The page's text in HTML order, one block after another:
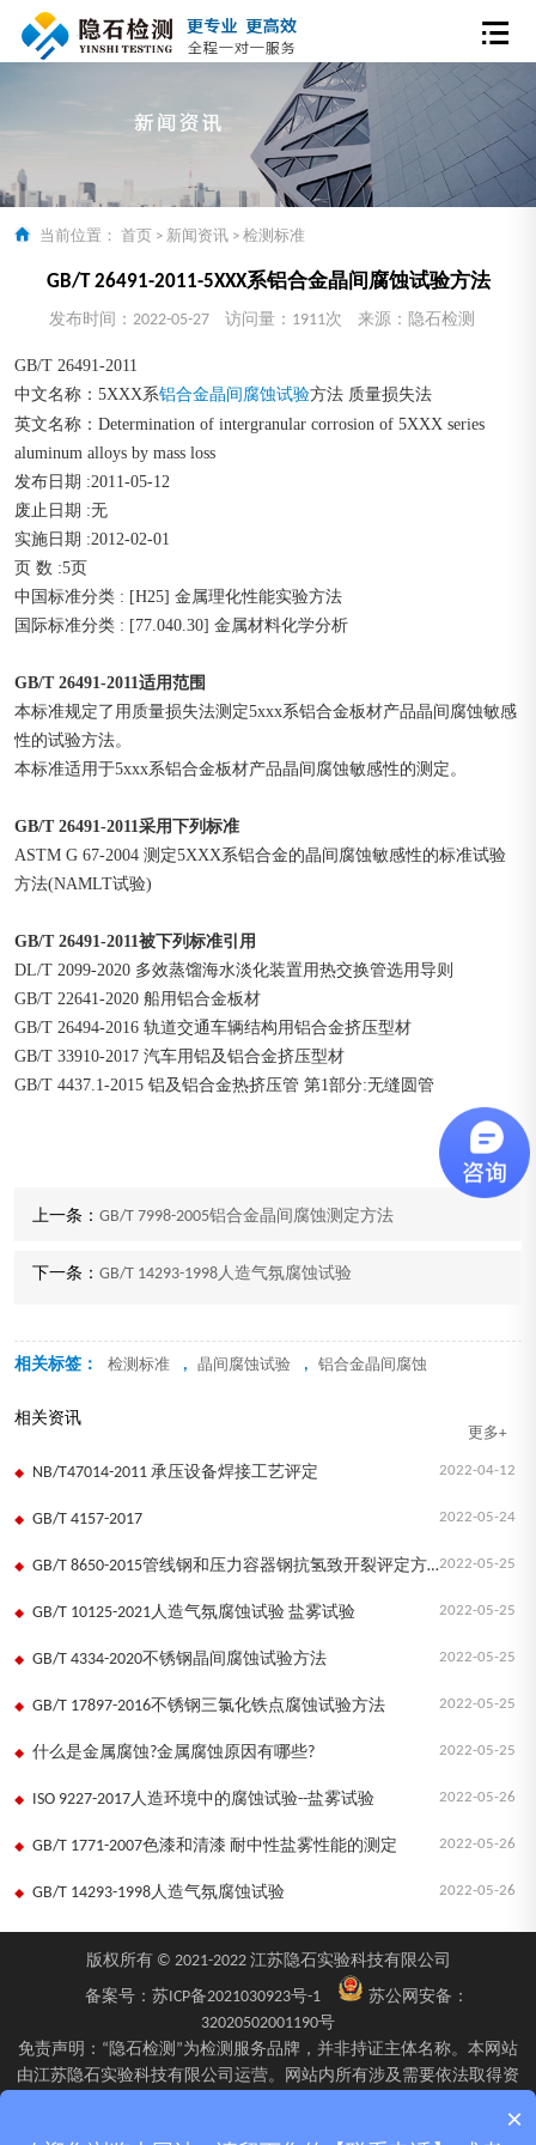
当前位置： 首页 > 新闻资讯 > 检测标准
GB/T 26491-2011-5XXX系铝合金晶间腐蚀试验方法
发布时间：2022-05-27 访问量：1911次 来源：隐石检测
GB/T 26491-2011
中文名称：5XXX系铝合金晶间腐蚀试验方法 质量损失法
英文名称：Determination of intergranular corrosion of 5XXX series
aluminum alloys by mass loss
发布日期 :2011-05-12
废止日期 :无
实施日期 :2012-02-01
页 数 :5页
中国标准分类 : [H25] 金属理化性能实验方法
国际标准分类 : [77.040.30] 金属材料化学分析
GB/T 26491-2011适用范围
本标准规定了用质量损失法测定5xxx系铝合金板材产品晶间腐蚀敏感
性的试验方法。
本标准适用于5xxx系铝合金板材产品晶间腐蚀敏感性的测定。
GB/T 26491-2011采用下列标准
ASTM G 67-2004 测定5XXX系铝合金的晶间腐蚀敏感性的标准试验
方法(NAMLT试验)
GB/T 26491-2011被下列标准引用
DL/T 2099-2020 多效蒸馏海水淡化装置用热交换管选用导则
GB/T 22641-2020 船用铝合金板材
GB/T 26494-2016 轨道交通车辆结构用铝合金挤压型材
GB/T 33910-2017 汽车用铝及铝合金挤压型材
GB/T 4437.1-2015 铝及铝合金热挤压管 第1部分:无缝圆管
上一条： GB/T 7998-2005铝合金晶间腐蚀测定方法
下一条： GB/T 14293-1998人造气氛腐蚀试验
相关标签： 检测标准 , 晶间腐蚀试验 , 铝合金晶间腐蚀
相关资讯
更多+
2022-04-12
NB/T47014-2011 承压设备焊接工艺评定
2022-05-24
GB/T 4157-2017
2022-05-25
GB/T 8650-2015管线钢和压力容器钢抗氢致开裂评定方法
2022-05-25
GB/T 10125-2021人造气氛腐蚀试验 盐雾试验
2022-05-25
GB/T 4334-2020不锈钢晶间腐蚀试验方法
2022-05-25
GB/T 17897-2016不锈钢三氯化铁点腐蚀试验方法
2022-05-25
什么是金属腐蚀?金属腐蚀原因有哪些?
2022-05-26
ISO 9227-2017人造环境中的腐蚀试验--盐雾试验
2022-05-26
GB/T 1771-2007色漆和清漆 耐中性盐雾性能的测定
2022-05-26
GB/T 14293-1998人造气氛腐蚀试验
版权所有 © 2021-2022 江苏隐石实验科技有限公司
备案号： 苏ICP备2021030923号-1
苏公网安备：
32020502001190号
免责声明：“隐石检测”为检测服务品牌，并非持证主体名称。本网站
由江苏隐石实验科技有限公司运营。网站内所有涉及需要依法取得资
石检验检测有限公司、四川隐石检验检测有限公司、南京隐石安全阀
×